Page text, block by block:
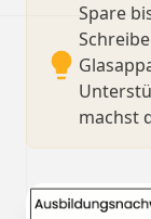
Spare
machst